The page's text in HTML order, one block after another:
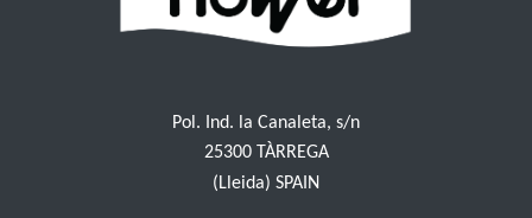
Pol. Ind. la Canaleta, s/n
25300 TÀRREGA
(Lleida) SPAIN